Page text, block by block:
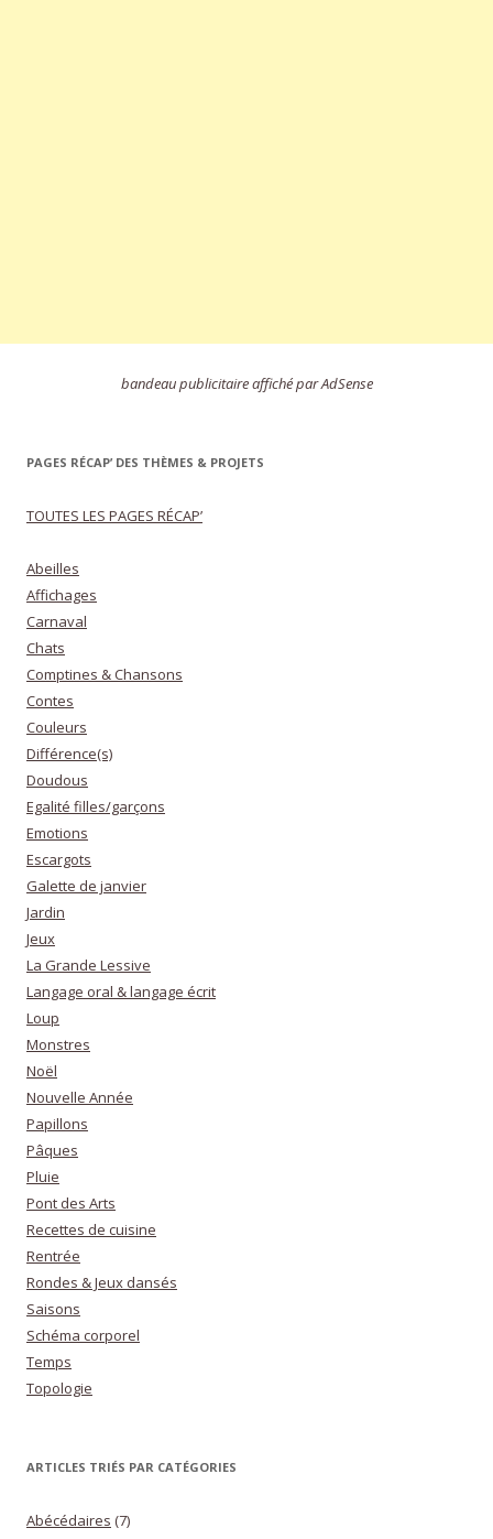
bandeau publicitaire affiché par AdSense
PAGES RÉCAP’ DES THÈMES & PROJETS
TOUTES LES PAGES RÉCAP’
Abeilles
Affichages
Carnaval
Chats
Comptines & Chansons
Contes
Couleurs
Différence(s)
Doudous
Egalité filles/garçons
Emotions
Escargots
Galette de janvier
Jardin
Jeux
La Grande Lessive
Langage oral & langage écrit
Loup
Monstres
Noël
Nouvelle Année
Papillons
Pâques
Pluie
Pont des Arts
Recettes de cuisine
Rentrée
Rondes & Jeux dansés
Saisons
Schéma corporel
Temps
Topologie
ARTICLES TRIÉS PAR CATÉGORIES
Abécédaires (7)